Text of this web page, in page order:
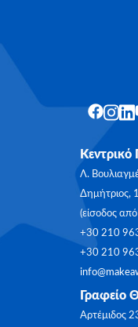
Λ.
Δημήτριος,
(είσοδος
+30 210
+30 210
Γραφείο
Αρτέμιδος